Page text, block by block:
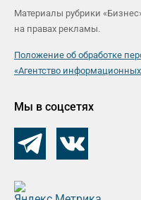
Материалы рубрики
на правах рекламы.
Положение об обработке
«Агентство
Мы в соцсетях